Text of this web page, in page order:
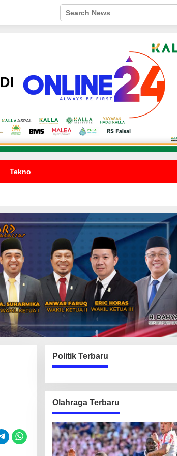
Tekno
Politik Terbaru
Olahraga Terbaru